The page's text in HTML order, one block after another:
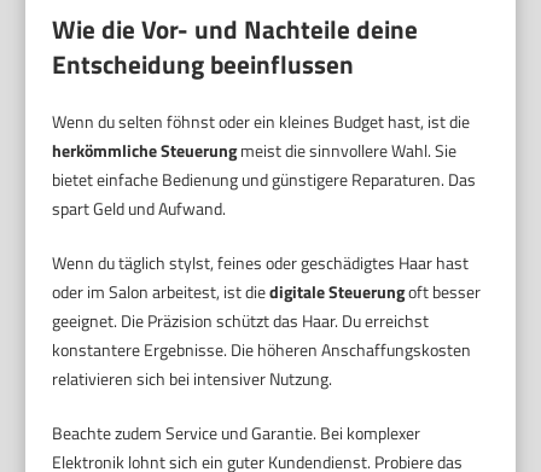
Wie die Vor- und Nachteile deine
Entscheidung beeinflussen
Wenn du selten föhnst oder ein kleines Budget hast, ist die
herkömmliche Steuerungmeist die sinnvollere Wahl. Sie
bietet einfache Bedienung und günstigere Reparaturen. Das
spart Geld und Aufwand.
Wenn du täglich stylst, feines oder geschädigtes Haar hast
oder im Salon arbeitest, ist diedigitale Steuerungoft besser
geeignet. Die Präzision schützt das Haar. Du erreichst
konstantere Ergebnisse. Die höheren Anschaffungskosten
relativieren sich bei intensiver Nutzung.
Beachte zudem Service und Garantie. Bei komplexer
Elektronik lohnt sich ein guter Kundendienst. Probiere das